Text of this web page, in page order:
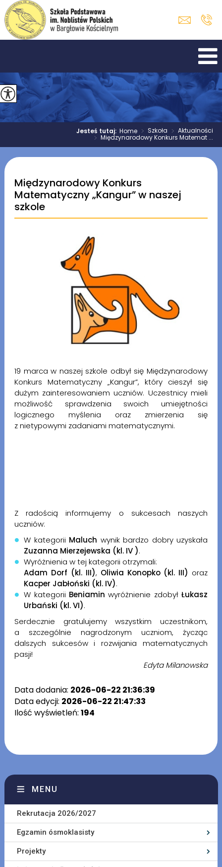
Jesteś tutaj:Home > Szkoła > Aktualności
> Międzynarodowy Konkurs Matemat ...
Międzynarodowy Konkurs
Matematyczny „Kangur” w naszej
szkole
19 marca w naszej szkole odbył się Międzynarodowy
Konkurs Matematyczny „Kangur”, który cieszył się
dużym zainteresowaniem uczniów. Uczestnicy mieli
możliwość sprawdzenia swoich umiejętności
logicznego myślenia oraz zmierzenia się
z nietypowymi zadaniami matematycznymi.
Z radością informujemy o sukcesach naszych
uczniów:
W kategorii Maluch wynik bardzo dobry uzyskała
Zuzanna Mierzejewska (kl. IV ).
Wyróżnienia w tej kategorii otrzymali:
Adam Dorf (kl. III), Oliwia Konopko (kl. III) oraz
Kacper Jabłoński (kl. IV).
W kategorii Beniamin wyróżnienie zdobyłŁukasz
Urbański (kl. VI).
Serdecznie gratulujemy wszystkim uczestnikom,
a szczególnie nagrodzonym uczniom, życząc
dalszych sukcesów i rozwijania matematycznych
pasji!
Edyta Milanowska
Data dodania: 2026-06-22 21:36:39
Data edycji: 2026-06-22 21:47:33
Ilość wyświetleń: 194
MENU
Rekrutacja 2026/2027
Egzamin ósmoklasisty
Projekty